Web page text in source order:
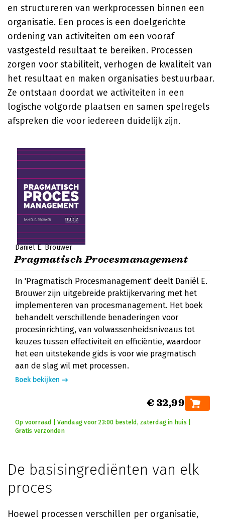
en structureren van werkprocessen binnen een
organisatie. Een proces is een doelgerichte
ordening van activiteiten om een vooraf
vastgesteld resultaat te bereiken. Processen
zorgen voor stabiliteit, verhogen de kwaliteit van
het resultaat en maken organisaties bestuurbaar.
Ze ontstaan doordat we activiteiten in een
logische volgorde plaatsen en samen spelregels
afspreken die voor iedereen duidelijk zijn.
Daniël E. Brouwer
Pragmatisch Procesmanagement
In 'Pragmatisch Procesmanagement' deelt Daniël E.
Brouwer zijn uitgebreide praktijkervaring met het
implementeren van procesmanagement. Het boek
behandelt verschillende benaderingen voor
procesinrichting, van volwassenheidsniveaus tot
keuzes tussen effectiviteit en efficiëntie, waardoor
het een uitstekende gids is voor wie pragmatisch
aan de slag wil met processen.
Boek bekijken
€ 32,99
Op voorraad | Vandaag voor 23:00 besteld, zaterdag in huis |
Gratis verzonden
De basisingrediënten van elk
proces
Hoewel processen verschillen per organisatie,